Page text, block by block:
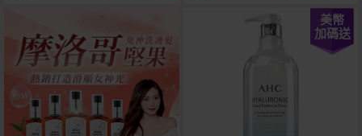
美幣
加碼送